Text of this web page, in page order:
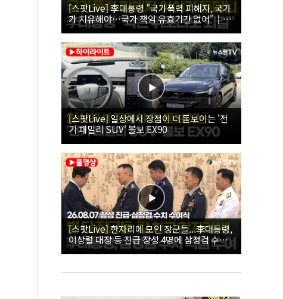
[스팟Live] 李대통령 "국가폭력 피해자, 국가
가 치유해야…국가 책임 유효기간 없어"｜
26.08.07 국가폭력 피해자 위로 오찬
[스팟Live] 일상에서 장점이 더 돋보이는 '전
기 패밀리 SUV' 볼보 EX90
[스팟Live] 한자리에 모인 장군들...李대통령,
이상렬 대장 등 진급 장성 4명에 삼정검 수치
직접 수여｜26.08.07 장성 진급·삼정검 수치